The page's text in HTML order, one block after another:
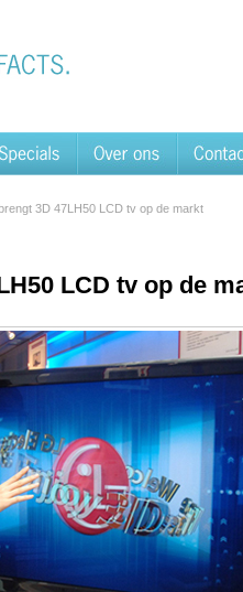
3D 47LH50 LCD tv op de markt
LCD tv op de